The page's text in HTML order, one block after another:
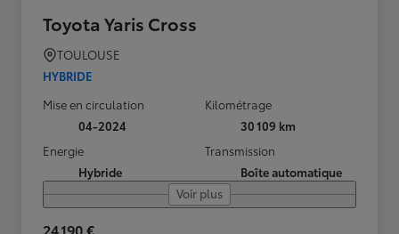
Toyota Yaris Cross
TOULOUSE
HYBRIDE
Mise en circulation
04-2024
Kilométrage
30 109 km
Energie
Hybride
Transmission
Boîte automatique
Voir plus
24 190 €